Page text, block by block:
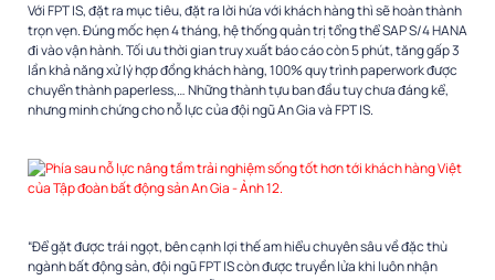
Với FPT IS, đặt ra mục tiêu, đặt ra lời hứa với khách hàng thì sẽ hoàn thành
trọn vẹn. Đúng mốc hẹn 4 tháng, hệ thống quản trị tổng thể SAP S/4 HANA
đi vào vận hành. Tối ưu thời gian truy xuất báo cáo còn 5 phút, tăng gấp 3
lần khả năng xử lý hợp đồng khách hàng, 100% quy trình paperwork được
chuyển thành paperless,… Những thành tựu ban đầu tuy chưa đáng kể,
nhưng minh chứng cho nỗ lực của đội ngũ An Gia và FPT IS.
“Để gặt được trái ngọt, bên cạnh lợi thế am hiểu chuyên sâu về đặc thù
ngành bất động sản, đội ngũ FPT IS còn được truyền lửa khi luôn nhận